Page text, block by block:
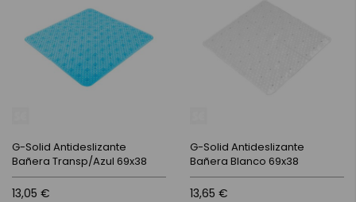
G-Solid Antideslizante
Bañera Transp/Azul 69x38
13,05 €
G-Solid Antideslizante
Bañera Blanco 69x38
13,65 €